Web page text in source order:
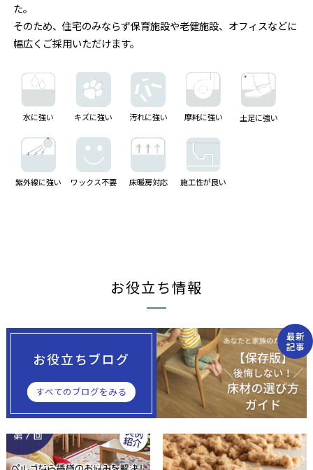
た。
そのため、住宅のみならず保育施設や老健施設、オフィスなどに
幅広くご採用いただけます。
水に強い キズに強い 汚れに強い 摩耗に強い 土足に強い
紫外線に強い ワックス不要 床暖房対応 施工性が良い
お役立ち情報
最新
記事
お役立ちブログ
すべてのブログをみる